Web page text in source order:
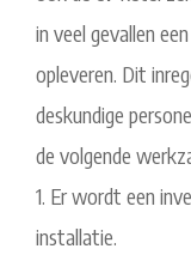
in veel gevallen
opleveren. Dit
deskundige
de volgende
1. Er wordt een
installatie.